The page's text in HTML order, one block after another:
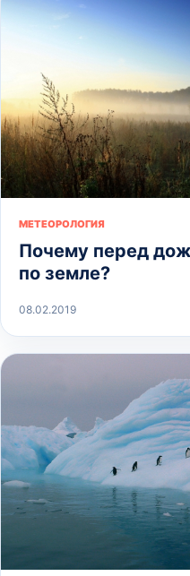
МЕТЕОРОЛОГИЯ
Почему перед
по земле?
08.02.2019